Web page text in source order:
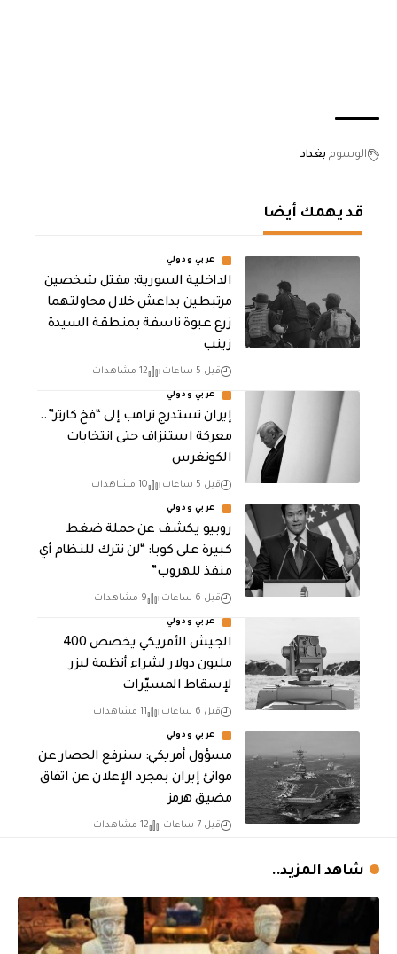
الوسوم بغداد
قد يهمك أيضا
عربي ودولي
الداخلية السورية: مقتل شخصين
مرتبطين بداعش خلال محاولتهما
زرع عبوة ناسفة بمنطقة السيدة
زينب
قبل 5 ساعات 12 مشاهدات
عربي ودولي
إيران تستدرج ترامب إلى “فخ كارتر”..
معركة استنزاف حتى انتخابات
الكونغرس
قبل 5 ساعات 10 مشاهدات
عربي ودولي
روبيو يكشف عن حملة ضغط
كبيرة على كوبا: “لن نترك للنظام أي
منفذ للهروب”
قبل 6 ساعات 9 مشاهدات
عربي ودولي
الجيش الأمريكي يخصص 400
مليون دولار لشراء أنظمة ليزر
لإسقاط المسيّرات
قبل 6 ساعات 11 مشاهدات
عربي ودولي
مسؤول أمريكي: سنرفع الحصار عن
موانئ إيران بمجرد الإعلان عن اتفاق
مضيق هرمز
قبل 7 ساعات 12 مشاهدات
شاهد المزيد..